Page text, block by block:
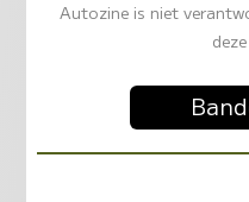
Autozine is niet